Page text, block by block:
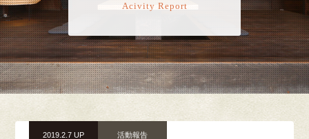
Acivity Report
2019.2.7 UP 活動報告